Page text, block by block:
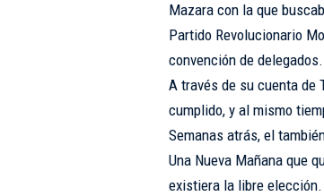
Mazara con la que
Partido Revolucionario
convención de delegados.
A través de su cuenta de
cumplido, y al mismo
Semanas atrás, el
Una Nueva Mañana que
existiera la libre elección.